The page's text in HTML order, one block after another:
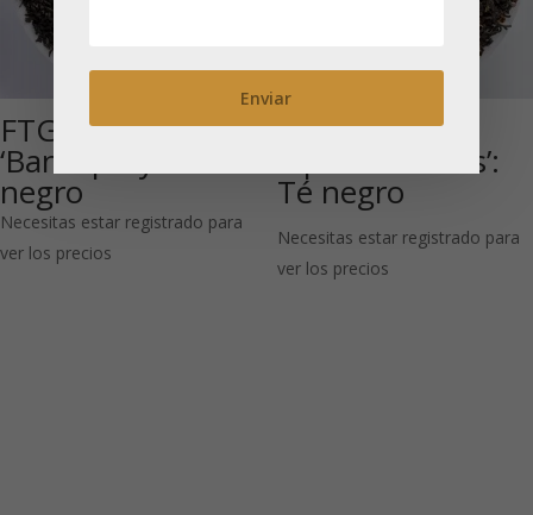
FTGFOP1 Tipo
‘Banaspaty’: Té
negro
Necesitas estar registrado para
ver los precios
Assam TGFOP
Tipo ‘Oaklands’:
Té negro
Necesitas estar registrado para
ver los precios